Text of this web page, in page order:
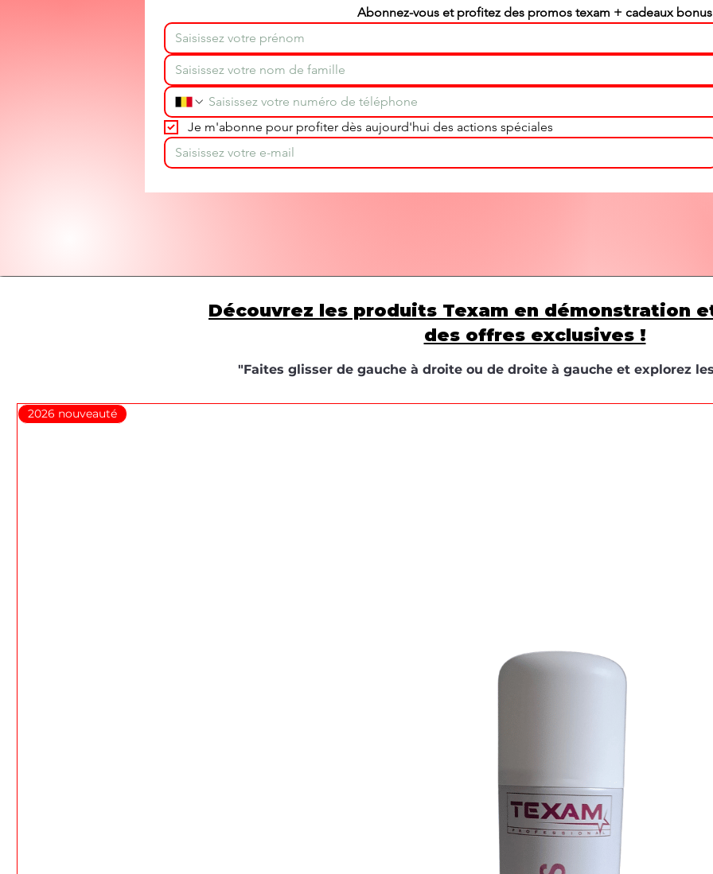
Abonnez-vous et profitez des promos texam + cadeaux bonus
Je m'abonne pour profiter dès aujourd'hui des actions spéciales
2026 nouveauté
Découvrez les produits Texam en démonstration
des offres exclusives !
"Faites glisser de gauche à droite ou de droite à gauche et explorez